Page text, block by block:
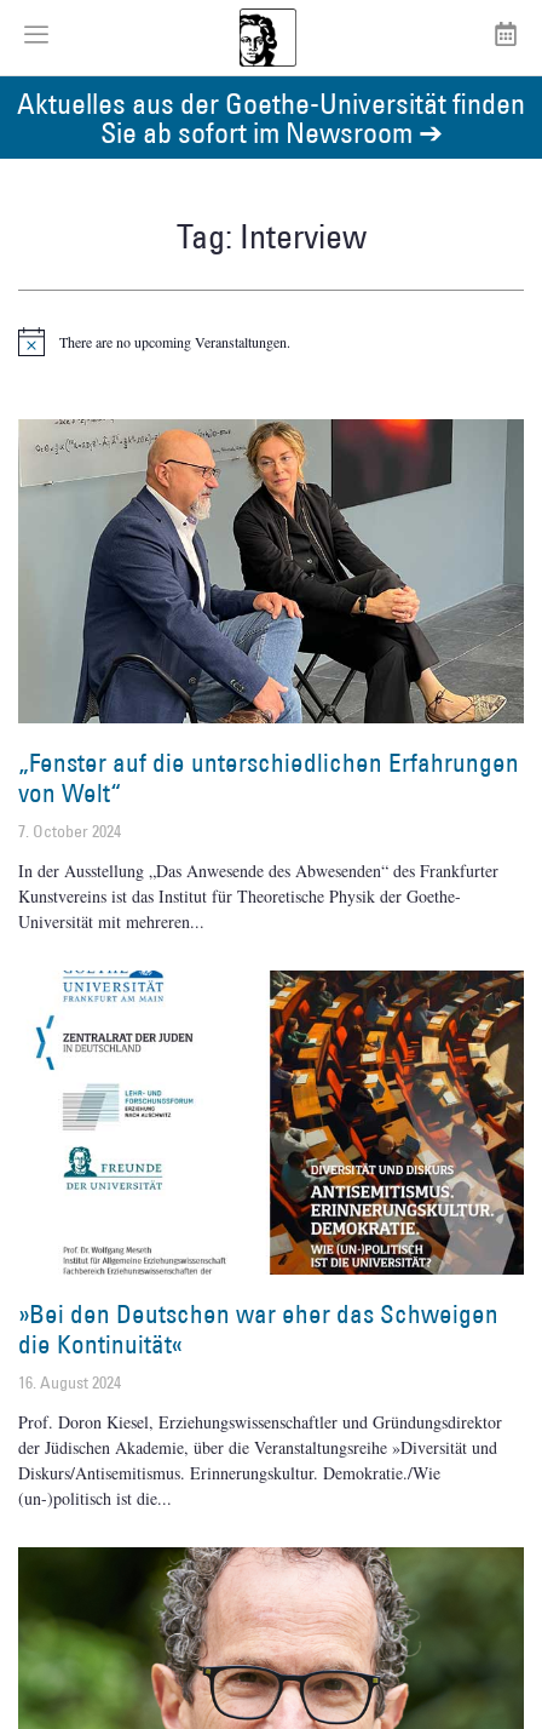
Aktuelles aus der Goethe-Universität finden
Sie ab sofort im Newsroom ➔
Tag: Interview
Notice There are no upcoming Veranstaltungen.
„Fenster auf die unterschiedlichen Erfahrungen
von Welt“
7. October 2024
In der Ausstellung „Das Anwesende des Abwesenden“ des Frankfurter
Kunstvereins ist das Institut für Theoretische Physik der Goethe-
Universität mit mehreren
»Bei den Deutschen war eher das Schweigen
die Kontinuität«
16. August 2024
Prof. Doron Kiesel, Erziehungswissenschaftler und Gründungsdirektor
der Jüdischen Akademie, über die Veranstaltungsreihe »Diversität und
Diskurs/Antisemitismus. Erinnerungskultur. Demokratie./Wie
(un-)politisch ist die